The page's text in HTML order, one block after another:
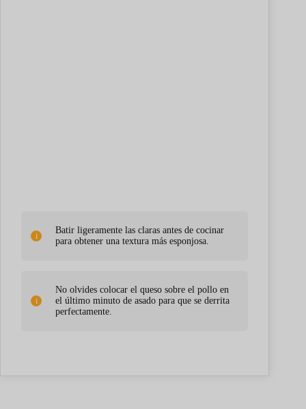
Batir ligeramente las claras antes de cocinar
para obtener una textura más esponjosa.
No olvides colocar el queso sobre el pollo en
el último minuto de asado para que se derrita
perfectamente.